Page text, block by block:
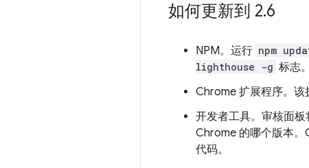
如何更新到 2.6
NPM。运行 npm
lighthouse -g 标志。
Chrome 扩展程序。该
开发者工具。审核面
Chrome 的哪个版本
代码。